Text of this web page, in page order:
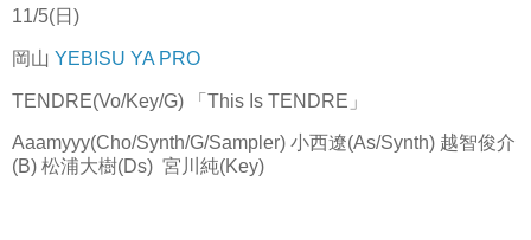
11/5(日)
岡山 YEBISU YA PRO
TENDRE(Vo/Key/G) 「This Is TENDRE」
Aaamyyy(Cho/Synth/G/Sampler) 小西遼(As/Synth) 越智俊介
(B) 松浦大樹(Ds) 宮川純(Key)